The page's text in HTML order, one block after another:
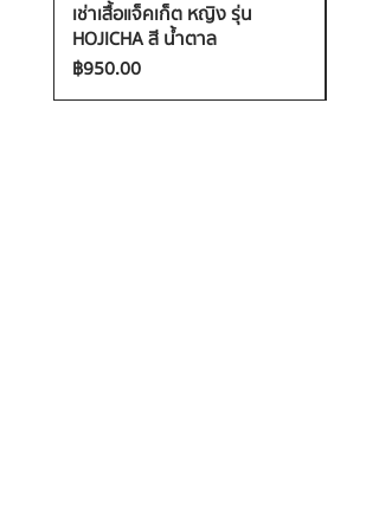
เช่าเสื้อแจ็คเก็ต หญิง รุ่น
HOJICHA สี น้ำตาล
ราคา
฿950.00